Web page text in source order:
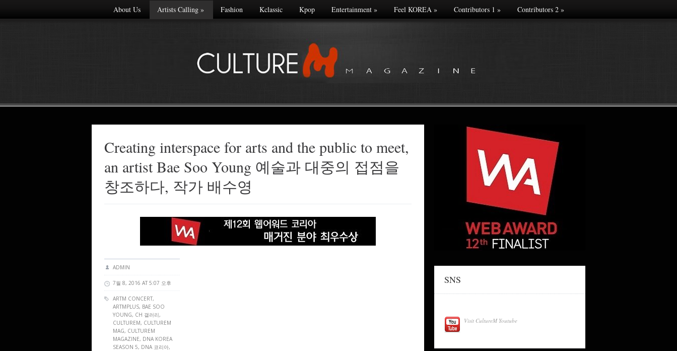
About Us Artists Calling» Fashion Kclassic Kpop Entertainment» Feel KOREA» Contributors 1 » Contributors 2»
Creating interspace for arts and the public to meet,
an artist Bae Soo Young 예술과 대중의 접점을
창조하다, 작가 배수영
ADMIN
7월 8, 2016 AT 5:07 오후
ARTM CONCERT,
ARTMPLUS, BAE SOO
YOUNG, CH 갤러리,
CULTUREM, CULTUREM
MAG, CULTUREM
MAGAZINE, DNA KOREA
SEASON 5, DNA 코리아,
SNS
Visit CultureM Youtube
Made with
More Info